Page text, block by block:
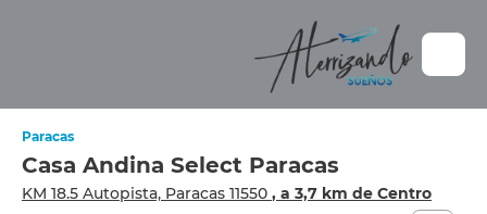
Paracas
Casa Andina Select Paracas
KM 18.5 Autopista, Paracas 11550 , a 3,7 km de Centro